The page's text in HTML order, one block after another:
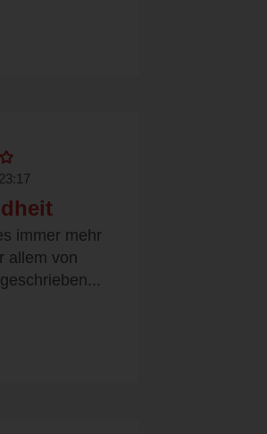
immer mehr
allem von